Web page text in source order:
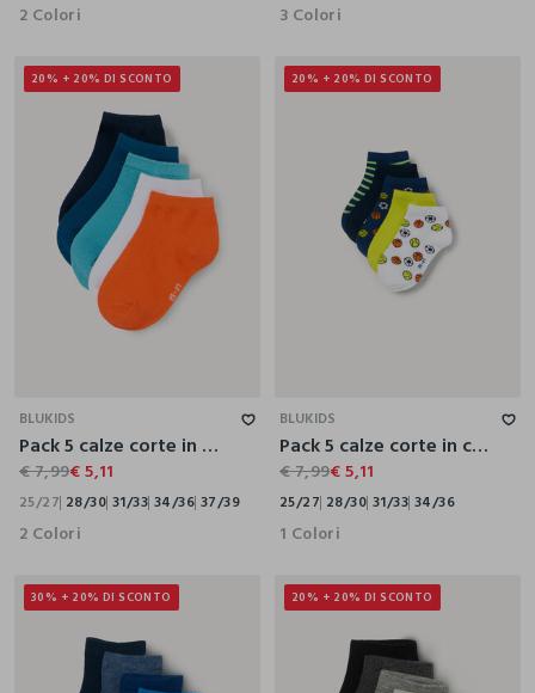
2 Colori 3 Colori
20% + 20% DI SCONTO
BLUKIDS
Pack 5 calze corte in misto cotone stretch
€ 7,99€ 5,11
25/27 28/30 31/33 34/36 37/39
2 Colori
20% + 20% DI SCONTO
BLUKIDS
Pack 5 calze corte in cotone stretch
€ 7,99€ 5,11
25/27 28/30 31/33 34/36
1 Colori
30% + 20% DI SCONTO 20% + 20% DI SCONTO